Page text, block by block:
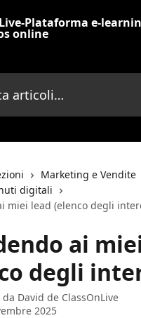
Marketing e Vendite
digitali
miei lead (elenco degli
ai
degli
da David de ClassOnLive
2025